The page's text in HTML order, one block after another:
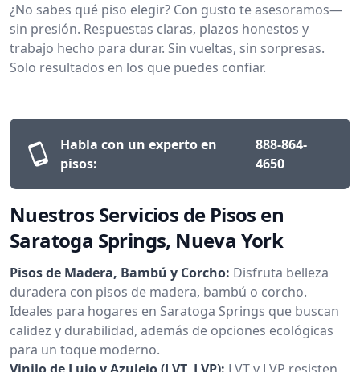
¿No sabes qué piso elegir? Con gusto te asesoramos—
sin presión. Respuestas claras, plazos honestos y
trabajo hecho para durar. Sin vueltas, sin sorpresas.
Solo resultados en los que puedes confiar.
Habla con un experto en
pisos:
888-864-
4650
Nuestros Servicios de Pisos en
Saratoga Springs, Nueva York
Pisos de Madera, Bambú y Corcho: Disfruta belleza
duradera con pisos de madera, bambú o corcho.
Ideales para hogares en Saratoga Springs que buscan
calidez y durabilidad, además de opciones ecológicas
para un toque moderno.